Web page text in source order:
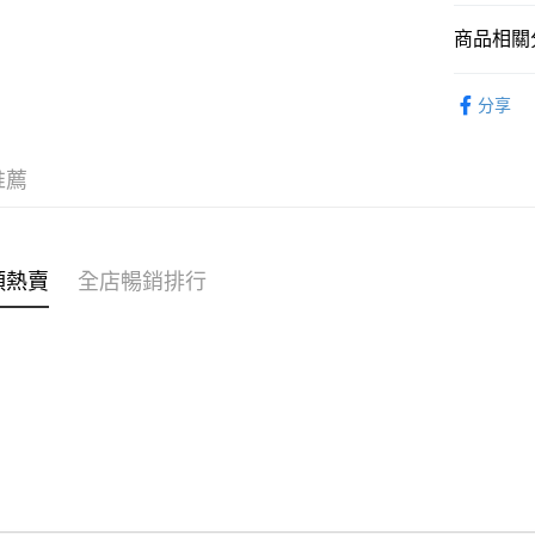
WeChat
送貨方式
商品相關
分享
薦
賣 全店暢銷排行